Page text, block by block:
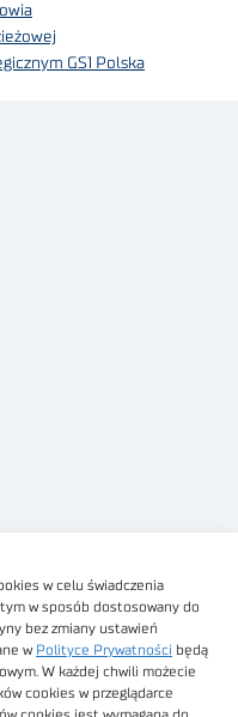
w celu świadczenia
w sposób dostosowany do
bez zmiany ustawień
w Polityce Prywatności będą
W każdej chwili możecie
cookies w przeglądarce
GS1 Polska